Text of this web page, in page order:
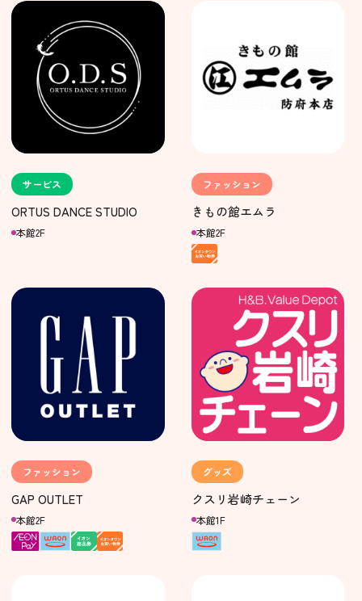
サービス
ORTUS DANCE STUDIO
本館2F
ファッション
きもの館エムラ
本館2F
ファッション
GAP OUTLET
本館2F
グッズ
クスリ岩崎チェーン
本館1F